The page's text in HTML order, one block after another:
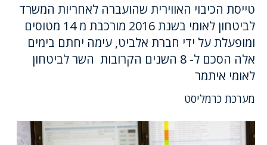
טייסת הכיבוי האווירית שהועברה לאחריות המשרד
לביטחון לאומי בשנת 2016 מורכבת מ 14 מטוסים
ומופעלת על ידי חברת אלביט, עימה יחתם בימים
אלה הסכם ל- 8 השנים הקרובות השר לביטחון
לאומי איתמר
מערכת כרמליסט